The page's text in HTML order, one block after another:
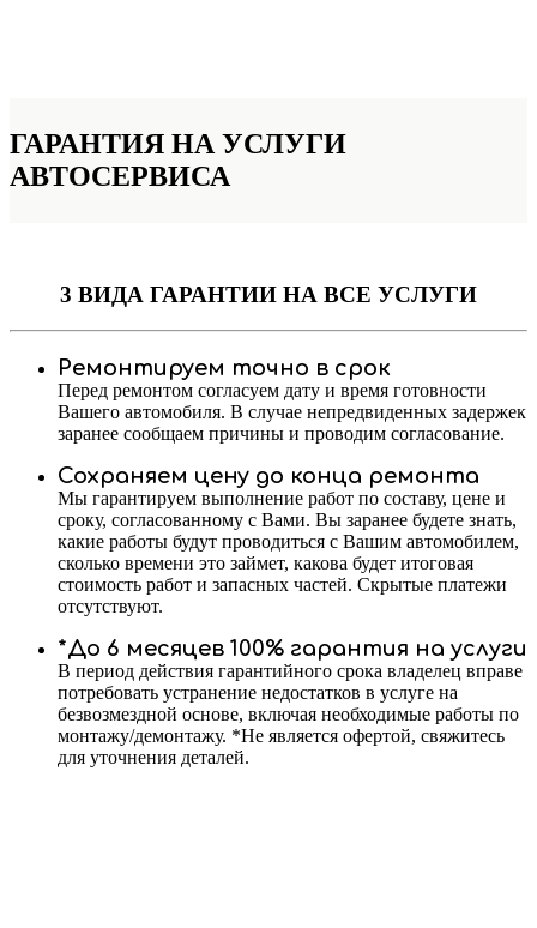
ГАРАНТИЯ НА УСЛУГИ
АВТОСЕРВИСА
3 ВИДА ГАРАНТИИ НА ВСЕ УСЛУГИ
Ремонтируем точно в срок
Перед ремонтом согласуем дату и время готовности
Вашего автомобиля. В случае непредвиденных задержек
заранее сообщаем причины и проводим согласование.
Сохраняем цену до конца ремонта
Мы гарантируем выполнение работ по составу, цене и
сроку, согласованному с Вами. Вы заранее будете знать,
какие работы будут проводиться с Вашим автомобилем,
сколько времени это займет, какова будет итоговая
стоимость работ и запасных частей. Скрытые платежи
отсутствуют.
*До 6 месяцев 100% гарантия на услуги
В период действия гарантийного срока владелец вправе
потребовать устранение недостатков в услуге на
безвозмездной основе, включая необходимые работы по
монтажу/демонтажу. *Не является офертой, свяжитесь
для уточнения деталей.